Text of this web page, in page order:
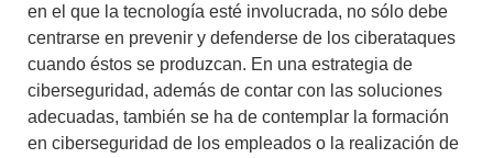
en el que la tecnología esté involucrada, no sólo debe
centrarse en prevenir y defenderse de los ciberataques
cuando éstos se produzcan. En una estrategia de
ciberseguridad, además de contar con las soluciones
adecuadas, también se ha de contemplar la formación
en ciberseguridad de los empleados o la realización de